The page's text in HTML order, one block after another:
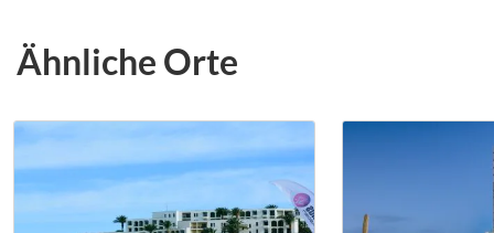
Ähnliche Orte